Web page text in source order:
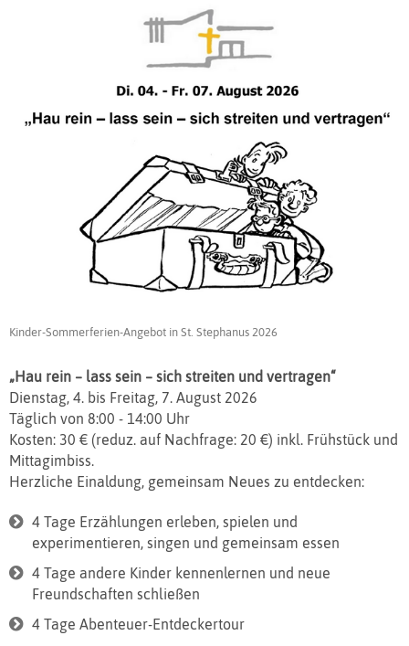
Kinder-Sommerferien-Angebot in St. Stephanus 2026
„Hau rein – lass sein – sich streiten und vertragen“
Dienstag, 4. bis Freitag, 7. August 2026
Täglich von 8:00 - 14:00 Uhr
Kosten: 30 € (reduz. auf Nachfrage: 20 €) inkl. Frühstück und
Mittagimbiss.
Herzliche Einaldung, gemeinsam Neues zu entdecken:
4 Tage Erzählungen erleben, spielen und
experimentieren, singen und gemeinsam essen
4 Tage andere Kinder kennenlernen und neue
Freundschaften schließen
4 Tage Abenteuer-Entdeckertour